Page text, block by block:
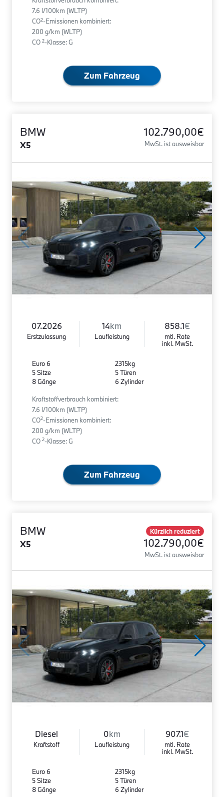
7.6 l/100km (WLTP)
CO2-Emissionen kombiniert:
200 g/km (WLTP)
CO 2-Klasse: G
Zum Fahrzeug
BMW
X5
102.790,00€
MwSt. ist ausweisbar
07.2026
Erstzulassung
14km
Laufleistung
858.1€
mtl. Rate
inkl. MwSt.
Euro 6
5 Sitze
8 Gänge
2315kg
5 Türen
6 Zylinder
Kraftstoffverbrauch kombiniert:
7.6 l/100km (WLTP)
CO2-Emissionen kombiniert:
200 g/km (WLTP)
CO 2-Klasse: G
Zum Fahrzeug
BMW
X5
Kürzlich reduziert
102.790,00€
MwSt. ist ausweisbar
Diesel
Kraftstoff
0km
Laufleistung
907.1€
mtl. Rate
inkl. MwSt.
Euro 6
5 Sitze
8 Gänge
2315kg
5 Türen
6 Zylinder